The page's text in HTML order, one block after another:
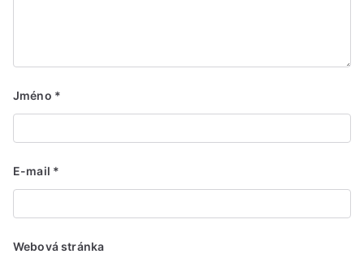
Jméno *
E-mail *
Webová stránka